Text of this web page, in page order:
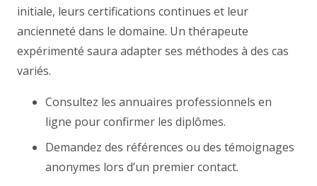
initiale, leurs certifications continues et leur
ancienneté dans le domaine. Un thérapeute
expérimenté saura adapter ses méthodes à des cas
variés.
Consultez les annuaires professionnels en
ligne pour confirmer les diplômes.
Demandez des références ou des témoignages
anonymes lors d’un premier contact.